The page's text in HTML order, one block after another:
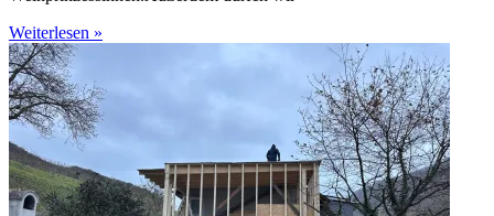
Weiterlesen »